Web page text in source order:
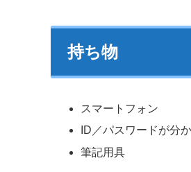
持ち物
スマートフォン
ID／パスワードが分
筆記用具